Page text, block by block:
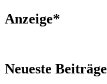
Anzeige*
Neueste Beiträge